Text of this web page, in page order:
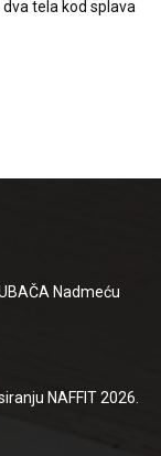
tela kod splava
Nadmeću
NAFFIT 2026.